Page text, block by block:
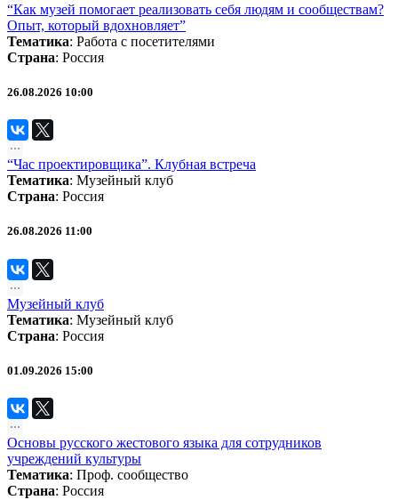
“Как музей помогает реализовать себя людям и сообществам?
Опыт, который вдохновляет”
Тематика: Работа с посетителями
Страна: Россия
26.08.2026 10:00
“Час проектировщика”. Клубная встреча
Тематика: Музейный клуб
Страна: Россия
26.08.2026 11:00
Музейный клуб
Тематика: Музейный клуб
Страна: Россия
01.09.2026 15:00
Основы русского жестового языка для сотрудников
учреждений культуры
Тематика: Проф. сообщество
Страна: Россия